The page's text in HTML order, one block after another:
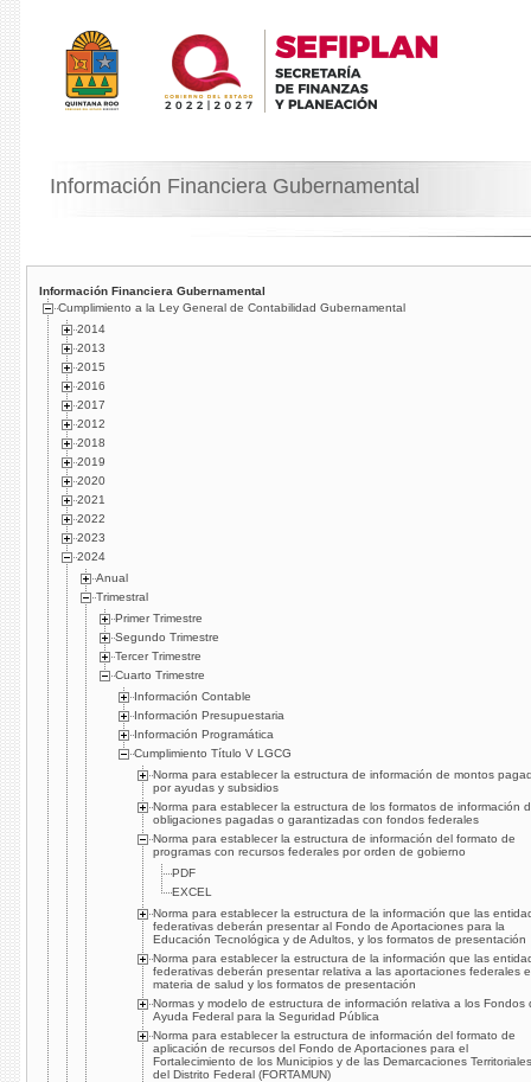
Información Financiera Gubernamental
Información Financiera Gubernamental
Cumplimiento a la Ley General de Contabilidad Gubernamental
2014
2013
2015
2016
2017
2012
2018
2019
2020
2021
2022
2023
2024
Anual
Trimestral
Primer Trimestre
Segundo Trimestre
Tercer Trimestre
Cuarto Trimestre
Información Contable
Información Presupuestaria
Información Programática
Cumplimiento Título V LGCG
Norma para establecer la estructura de información de montos
por ayudas y subsidios
Norma para establecer la estructura de los formatos de información
obligaciones pagadas o garantizadas con fondos federales
Norma para establecer la estructura de información del formato de
programas con recursos federales por orden de gobierno
PDF
EXCEL
Norma para establecer la estructura de la información que las
federativas deberán presentar al Fondo de Aportaciones para la
Educación Tecnológica y de Adultos, y los formatos de presentación
Norma para establecer la estructura de la información que las
federativas deberán presentar relativa a las aportaciones federales
materia de salud y los formatos de presentación
Normas y modelo de estructura de información relativa a los Fondos
Ayuda Federal para la Seguridad Pública
Norma para establecer la estructura de información del formato de
aplicación de recursos del Fondo de Aportaciones para el
Fortalecimiento de los Municipios y de las Demarcaciones Territoriales
del Distrito Federal (FORTAMUN)